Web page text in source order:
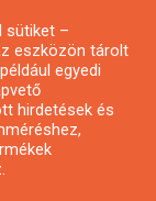
sütiket –
eszközön tárolt
egyedi
hirdetések és